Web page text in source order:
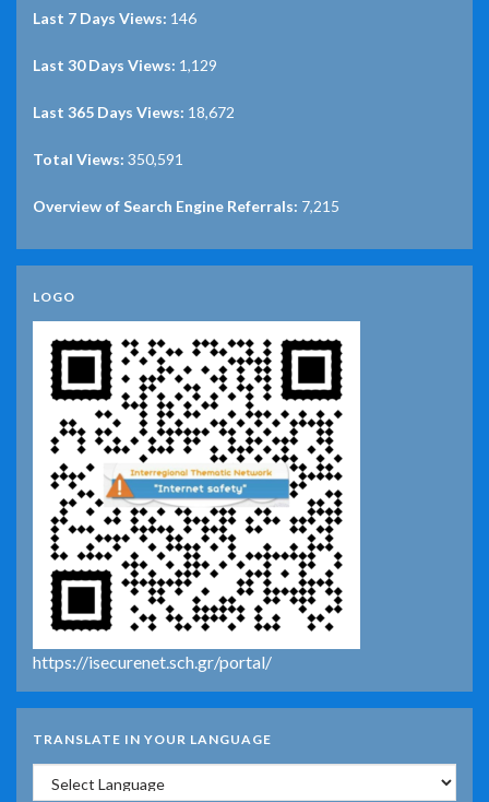
Last 7 Days Views: 146
Last 30 Days Views: 1,129
Last 365 Days Views: 18,672
Total Views: 350,591
Overview of Search Engine Referrals: 7,215
LOGO
https://isecurenet.sch.gr/portal/
TRANSLATE IN YOUR LANGUAGE